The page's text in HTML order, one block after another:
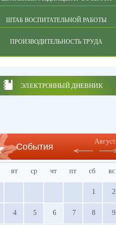
ШТАБ ВОСПИТАТЕЛЬНОЙ РАБОТЫ
ПРОИЗВОДИТЕЛЬНОСТЬ ТРУДА
ЭЛЕКТРОННЫЙ ДНЕВНИК
События
Август
вт ср чт пт сб вс
1 2
4 5 6 7 8 9